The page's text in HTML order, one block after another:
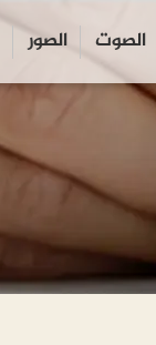
الصوت الصور